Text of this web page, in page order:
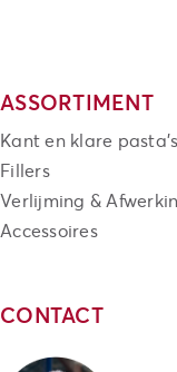
ASSORTIMENT
Kant en klare pasta's
Fillers
Verlijming &
Accessoires
CONTACT